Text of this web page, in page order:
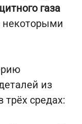
газа
некоторыми
из
средах: